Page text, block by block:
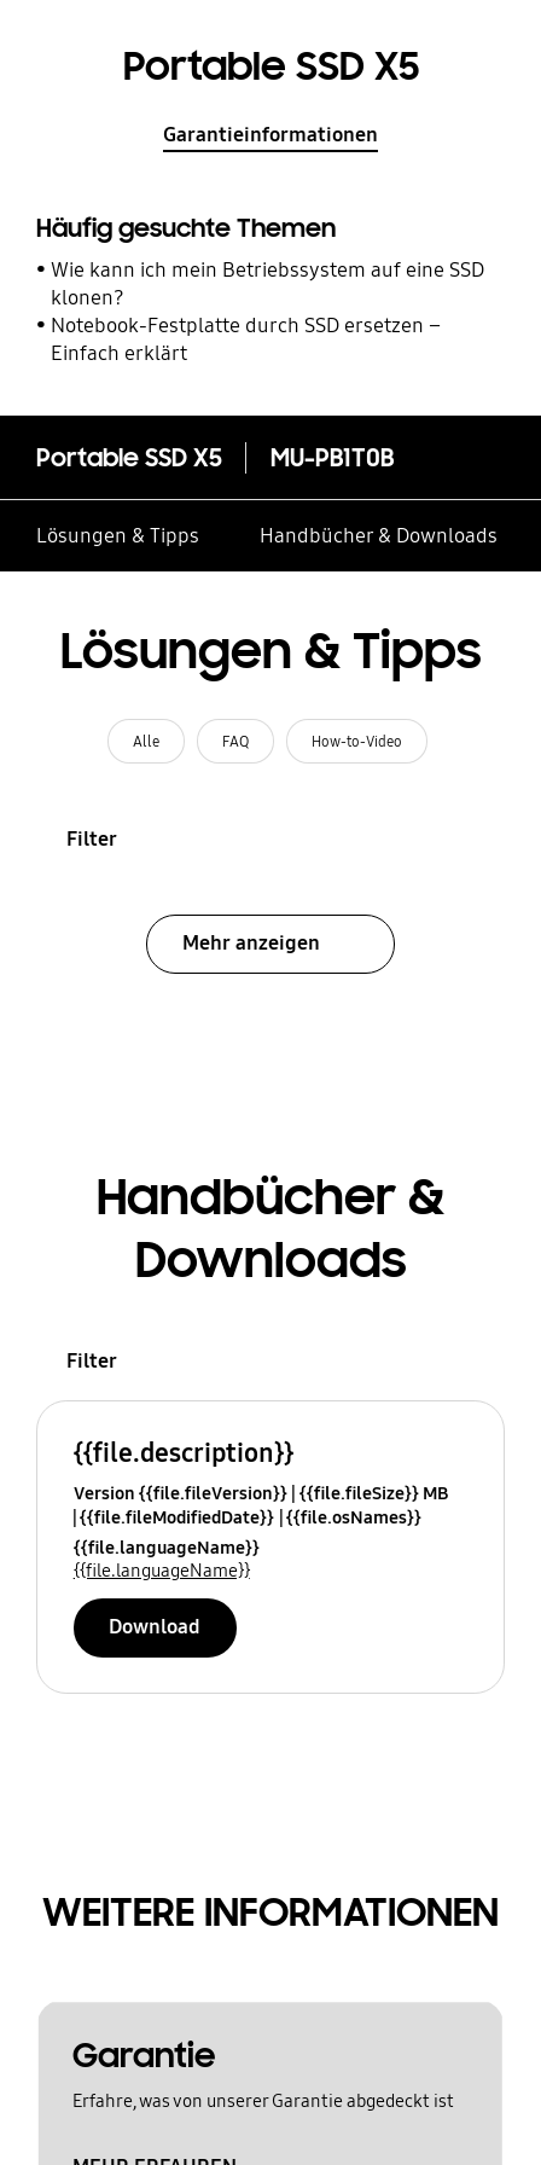
Portable SSD X5
Garantieinformationen
Häufig gesuchte Themen
Wie kann ich mein Betriebssystem auf eine SSD
klonen?
Notebook-Festplatte durch SSD ersetzen –
Einfach erklärt
Portable SSD X5 MU-PB1T0B
Lösungen & Tipps Handbücher & Downloads
Lösungen & Tipps
Alle FAQ How-to-Video
Filter
Mehr anzeigen
Handbücher &
Downloads
Filter
{{file.description}}
Version {{file.fileVersion}} {{file.fileSize}} MB
{{file.fileModifiedDate}} {{file.osNames}}
{{file.languageName}}
{{file.languageName}}
Download
WEITERE INFORMATIONEN
Garantie
Erfahre, was von unserer Garantie abgedeckt ist